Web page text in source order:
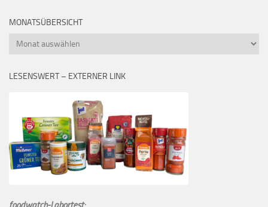
MONATSÜBERSICHT
Monatsübersicht
LESENSWERT – EXTERNER LINK